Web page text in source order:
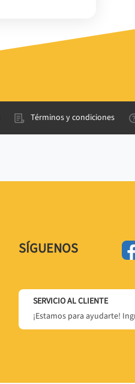
Términos y condiciones
SÍGUENOS
SERVICIO AL CLIENTE
¡Estamos para ayudarte!